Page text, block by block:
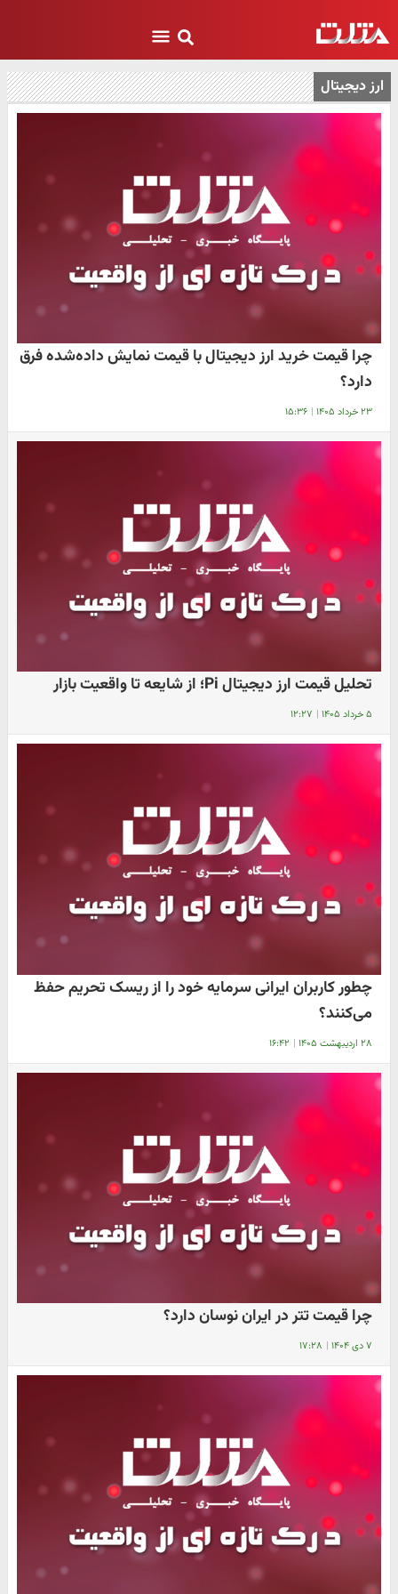
ارز دیجیتال
چرا قیمت خرید ارز دیجیتال با قیمت نمایش داده‌شده فرق
دارد؟
۲۳ خرداد ۱۴۰۵ | ۱۵:۳۶
تحلیل قیمت ارز دیجیتال Pi؛ از شایعه تا واقعیت بازار
۵ خرداد ۱۴۰۵ | ۱۲:۲۷
چطور کاربران ایرانی سرمایه خود را از ریسک تحریم حفظ
می‌کنند؟
۲۸ اردیبهشت ۱۴۰۵ | ۱۶:۴۲
چرا قیمت تتر در ایران نوسان دارد؟
۷ دی ۱۴۰۴ | ۱۷:۲۸